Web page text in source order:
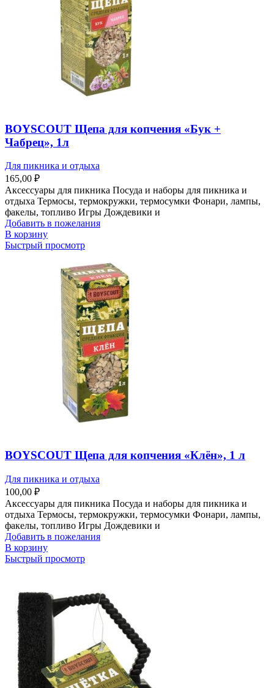
BOYSCOUT Щепа для копчения «Бук +
Чабрец», 1л
Для пикника и отдыха
165,00 ₽
Аксессуары для пикника Посуда и наборы для пикника и
отдыха Термосы, термокружки, термосумки Фонари, лампы,
факелы, топливо Игры Дождевики и
Добавить в пожелания
В корзину
Быстрый просмотр
BOYSCOUT Щепа для копчения «Клён», 1 л
Для пикника и отдыха
100,00 ₽
Аксессуары для пикника Посуда и наборы для пикника и
отдыха Термосы, термокружки, термосумки Фонари, лампы,
факелы, топливо Игры Дождевики и
Добавить в пожелания
В корзину
Быстрый просмотр